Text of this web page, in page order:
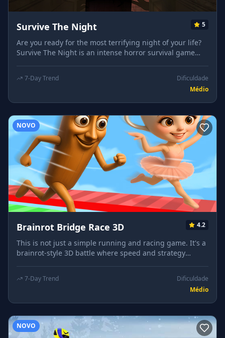
Survive The Night 5
Are you ready for the most terrifying night of your life?
Survive The Night is an intense horror survival game
Normal Mode or Horror Mode to challenge yourself. In
Normal Mode, youll receive more hints, fewer rooms,
and standard monsters. INSTRUCTIONS Mouse click or
tap to play
7-Day Trend
Dificuldade
Médio
NOVO
Brainrot Bridge Race 3D 4.2
This is not just a simple running and racing game. It's a
brainrot-style 3D battle where speed and strategy
courses. Collect more bananas to evolve your form.
7-Day Trend
Dificuldade
Médio
NOVO